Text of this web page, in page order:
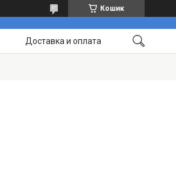
Кошик
Доставка и оплата